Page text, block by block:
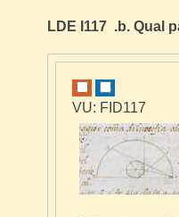
LDE I117 .b. Qual
VU: FID117